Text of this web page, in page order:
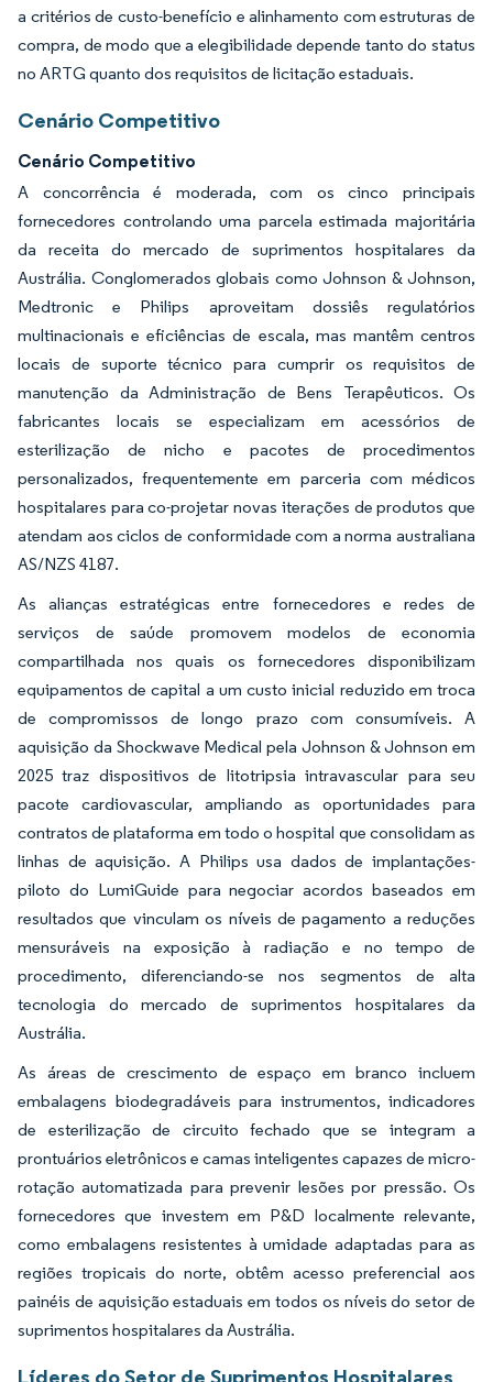
a critérios de custo-benefício e alinhamento com estruturas de
compra, de modo que a elegibilidade depende tanto do status
no ARTG quanto dos requisitos de licitação estaduais.
Cenário Competitivo
Cenário Competitivo
A concorrência é moderada, com os cinco principais
fornecedores controlando uma parcela estimada majoritária
da receita do mercado de suprimentos hospitalares da
Austrália. Conglomerados globais como Johnson & Johnson,
Medtronic e Philips aproveitam dossiês regulatórios
multinacionais e eficiências de escala, mas mantêm centros
locais de suporte técnico para cumprir os requisitos de
manutenção da Administração de Bens Terapêuticos. Os
fabricantes locais se especializam em acessórios de
esterilização de nicho e pacotes de procedimentos
personalizados, frequentemente em parceria com médicos
hospitalares para co-projetar novas iterações de produtos que
atendam aos ciclos de conformidade com a norma australiana
AS/NZS 4187.
As alianças estratégicas entre fornecedores e redes de
serviços de saúde promovem modelos de economia
compartilhada nos quais os fornecedores disponibilizam
equipamentos de capital a um custo inicial reduzido em troca
de compromissos de longo prazo com consumíveis. A
aquisição da Shockwave Medical pela Johnson & Johnson em
2025 traz dispositivos de litotripsia intravascular para seu
pacote cardiovascular, ampliando as oportunidades para
contratos de plataforma em todo o hospital que consolidam as
linhas de aquisição. A Philips usa dados de implantações-
piloto do LumiGuide para negociar acordos baseados em
resultados que vinculam os níveis de pagamento a reduções
mensuráveis na exposição à radiação e no tempo de
procedimento, diferenciando-se nos segmentos de alta
tecnologia do mercado de suprimentos hospitalares da
Austrália.
As áreas de crescimento de espaço em branco incluem
embalagens biodegradáveis para instrumentos, indicadores
de esterilização de circuito fechado que se integram a
prontuários eletrônicos e camas inteligentes capazes de micro-
rotação automatizada para prevenir lesões por pressão. Os
fornecedores que investem em P&D localmente relevante,
como embalagens resistentes à umidade adaptadas para as
regiões tropicais do norte, obtêm acesso preferencial aos
painéis de aquisição estaduais em todos os níveis do setor de
suprimentos hospitalares da Austrália.